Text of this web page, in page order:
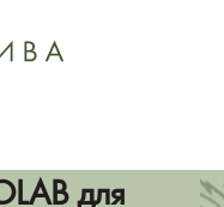
для